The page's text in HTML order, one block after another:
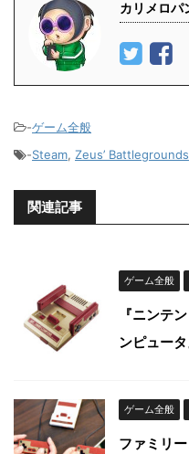
カリメロパ
-ゲーム全般
-Steam, Zeus’ Battlegrounds
関連記事
ゲーム全般
『ニンテ
ンピュー
ゲーム全般
ファミリ